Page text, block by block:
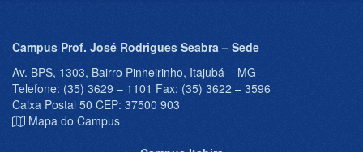
Campus Prof. José Rodrigues Seabra – Sede
Av. BPS, 1303, Bairro Pinheirinho, Itajubá – MG
Telefone: (35) 3629 – 1101 Fax: (35) 3622 – 3596
Caixa Postal 50 CEP: 37500 903
Mapa do Campus